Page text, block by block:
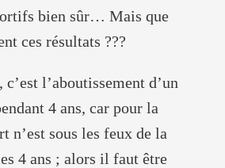
bien sûr… Mais que
ces résultats ???
l’aboutissement d’un
4 ans, car pour la
n’est sous les feux de la
4 ans ; alors il faut être